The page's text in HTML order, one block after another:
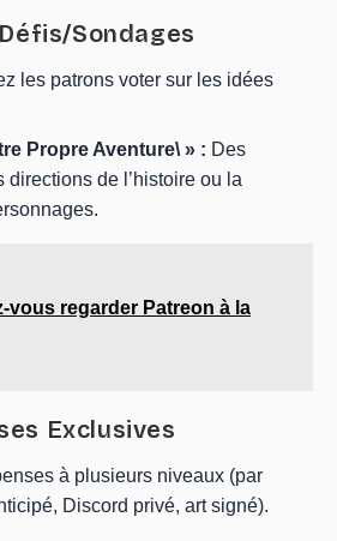
Sondages
les patrons voter sur les idées
Propre Aventure\ » : Des
directions de l’histoire ou la
vous regarder Patreon à la
Exclusives
à plusieurs niveaux (par
Discord privé, art signé).